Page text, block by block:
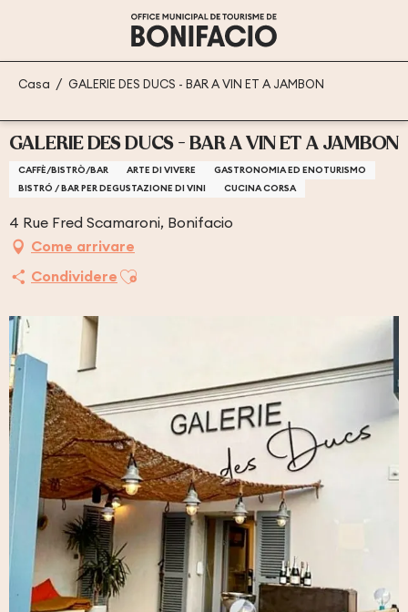
principal
Casa GALERIE DES DUCS - BAR A VIN ET A JAMBON
GALERIE DES DUCS - BAR A VIN ET A JAMBON
CAFFÈ/BISTRÒ/BAR ARTE DI VIVERE
GASTRONOMIA ED ENOTURISMO
BISTRÓ / BAR PER DEGUSTAZIONE DI VINI
CUCINA CORSA
4 Rue Fred Scamaroni, Bonifacio
Come arrivare
Condividere Ajouter aux favoris